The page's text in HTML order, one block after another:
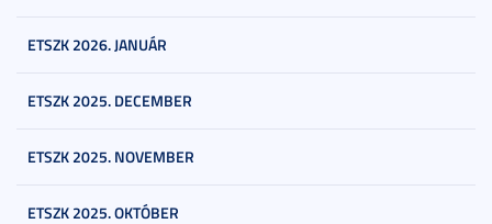
ETSZK 2026. JANUÁR
ETSZK 2025. DECEMBER
ETSZK 2025. NOVEMBER
ETSZK 2025. OKTÓBER